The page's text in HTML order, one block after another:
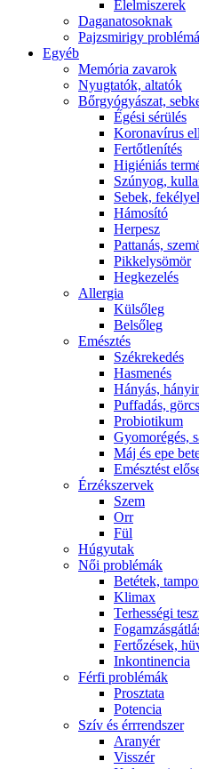
É́lelmiszerek
Daganatosoknak
Pajzsmirigy
Egyéb
Memória zavarok
Nyugtatók, altatók
Bőrgyógyászat,
É́gési sérülés
Koronavírus
Fertőtlenítés
Higiéniás
Szúnyog,
Sebek,
Hámosító
Herpesz
Pattanás,
Pikkelysömör
Hegkezelés
Allergia
Külsőleg
Belsőleg
Emésztés
Székrekedés
Hasmenés
Hányás,
Puffadás, görcs
Probiotikum
Gyomorégés,
Máj és epe
Emésztést
Érzékszervek
Szem
Orr
Fül
Húgyutak
Női problémák
Betétek,
Klimax
Terhességi
Fertőzések,
Inkontinencia
Férfi problémák
Prosztata
Potencia
Szív és érrrendszer
Aranyér
Visszér